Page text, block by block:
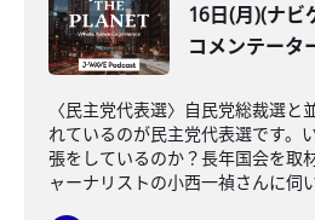
16日(月)(ナビ
コメンテータ
〈民主党代表選〉自民党総裁選と
れているのが民主党代表選です。
張をしているのか？長年国会を取
ャーナリストの小西一禎さんに伺い